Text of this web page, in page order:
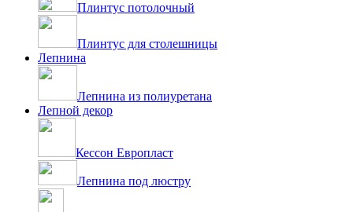
Плинтус потолочный
Плинтус для столешницы
Лепнина
Лепнина из полиуретана
Лепной декор
Кессон Европласт
Лепнина под люстру